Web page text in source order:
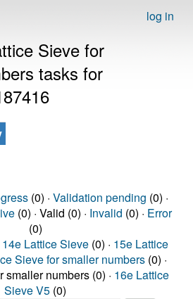
log in
Sieve for
tasks for
(0) · Validation pending (0) ·
(0) · Valid (0) · Invalid (0) · Error
(0)
14e Lattice Sieve (0) · 15e Lattice
Sieve for smaller numbers (0) ·
numbers (0) · 16e Lattice
Sieve V5 (0)